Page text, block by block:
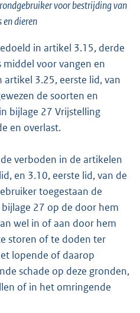
voor bestrijding van
en dieren
in artikel 3.15, derde
middel voor vangen en
3.25, eerste lid, van
de soorten en
bijlage 27 Vrijstelling
en overlast.
verboden in de artikelen
en 3.10, eerste lid, van de
toegestaan de
27 op de door hem
wel in of aan door hem
storen of te doden ter
lopende of daarop
schade op deze gronden,
of in het omringende